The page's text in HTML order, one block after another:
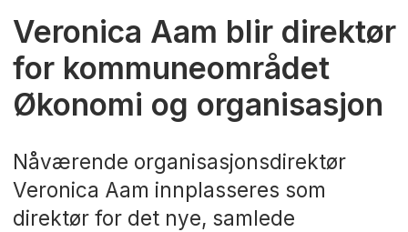
Veronica Aam blir direktør
for kommuneområdet
Økonomi og organisasjon
Nåværende organisasjonsdirektør
Veronica Aam innplasseres som
direktør for det nye, samlede